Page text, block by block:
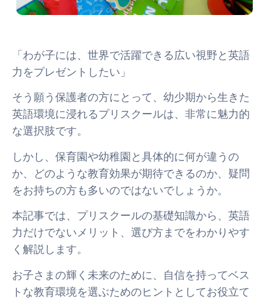
「わが子には、世界で活躍できる広い視野と英語
力をプレゼントしたい」
そう願う保護者の方にとって、幼少期から生きた
英語環境に浸れるプリスクールは、非常に魅力的
な選択肢です。
しかし、保育園や幼稚園と具体的に何が違うの
か、どのような教育効果が期待できるのか、疑問
をお持ちの方も多いのではないでしょうか。
本記事では、プリスクールの基礎知識から、英語
力だけでないメリット、選び方までをわかりやす
く解説します。
お子さまの輝く未来のために、自信を持ってベス
トな教育環境を選ぶためのヒントとしてお役立て